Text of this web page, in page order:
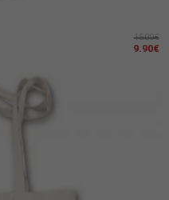
15.00€
9.90€